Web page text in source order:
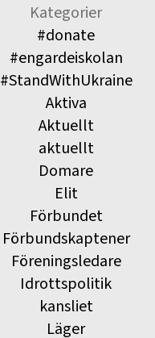
Kategorier
#donate
#engardeiskolan
#StandWithUkraine
Aktiva
Aktuellt
aktuellt
Domare
Elit
Förbundet
Förbundskaptener
Föreningsledare
Idrottspolitik
kansliet
Läger